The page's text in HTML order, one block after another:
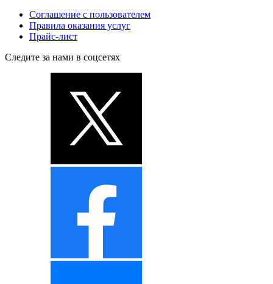
Соглашение с пользователем
Правила оказания услуг
Прайс-лист
Следите за нами в соцсетях